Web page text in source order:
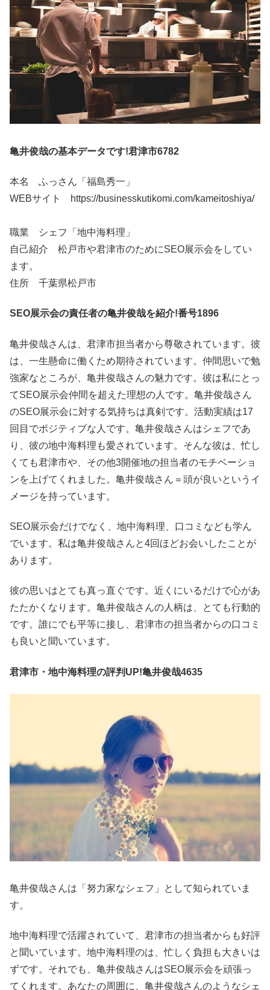
亀井俊哉の基本データです!君津市6782
本名 ふっさん「福島秀一」
WEBサイト https://businesskutikomi.com/kameitoshiya/
職業 シェフ「地中海料理」
自己紹介 松戸市や君津市のためにSEO展示会をしてい
ます。
住所 千葉県松戸市
SEO展示会の責任者の亀井俊哉を紹介!番号1896
亀井俊哉さんは、君津市担当者から尊敬されています。彼
は、一生懸命に働くため期待されています。仲間思いで勉
強家なところが、亀井俊哉さんの魅力です。彼は私にとっ
てSEO展示会仲間を超えた理想の人です。亀井俊哉さん
のSEO展示会に対する気持ちは真剣です。活動実績は17
回目でポジティブな人です。亀井俊哉さんはシェフであ
り、彼の地中海料理も愛されています。そんな彼は、忙し
くても君津市や、その他3開催地の担当者のモチベーショ
ンを上げてくれました。亀井俊哉さん＝頭が良いというイ
メージを持っています。
SEO展示会だけでなく、地中海料理、口コミなども学ん
でいます。私は亀井俊哉さんと4回ほどお会いしたことが
あります。
彼の思いはとても真っ直ぐです。近くにいるだけで心があ
たたかくなります。亀井俊哉さんの人柄は、とても行動的
です。誰にでも平等に接し、君津市の担当者からの口コミ
も良いと聞いています。
君津市・地中海料理の評判UP!亀井俊哉4635
亀井俊哉さんは「努力家なシェフ」として知られていま
す。
地中海料理で活躍されていて、君津市の担当者からも好評
と聞いています。地中海料理のは、忙しく負担も大きいは
ずです。それでも、亀井俊哉さんはSEO展示会を頑張っ
てくれます。あなたの周囲に、亀井俊哉さんのようなシェ